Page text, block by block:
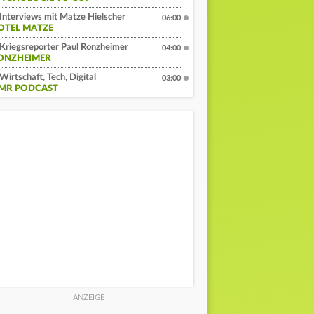
Interviews mit Matze Hielscher
MATZE
06:00
Kriegsreporter Paul Ronzheimer
04:00
Wirtschaft, Tech, Digital
PODCAST
03:00